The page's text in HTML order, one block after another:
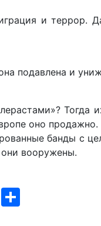
и террор.
подавлена и
оно
банды с
вооружены.
Messenger